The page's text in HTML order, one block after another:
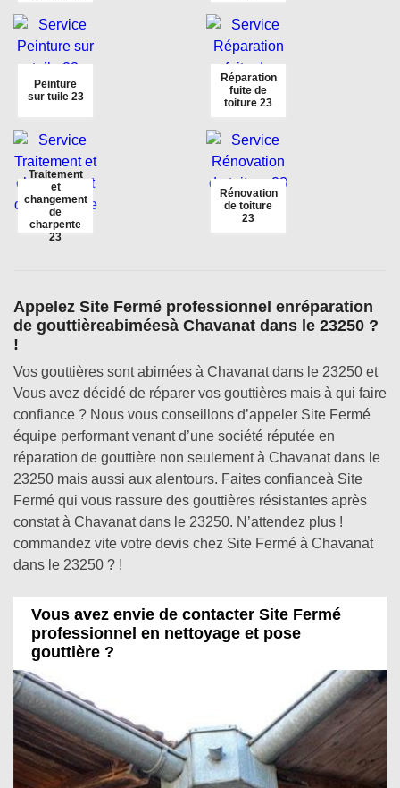
Peinture
sur tuile 23
Réparation
fuite de
toiture 23
Traitement
et
changement
de
charpente
23
Rénovation
de toiture
23
Appelez Site Fermé professionnel enréparation
de gouttièreabiméesà Chavanat dans le 23250 ?
!
Vos gouttières sont abimées à Chavanat dans le 23250 et
Vous avez décidé de réparer vos gouttières mais à qui faire
confiance ? Nous vous conseillons d’appeler Site Fermé
équipe performant venant d’une société réputée en
réparation de gouttière non seulement à Chavanat dans le
23250 mais aussi aux alentours. Faites confianceà Site
Fermé qui vous rassure des gouttières résistantes après
constat à Chavanat dans le 23250. N’attendez plus !
commandez vite votre devis chez Site Fermé à Chavanat
dans le 23250 ? !
Vous avez envie de contacter Site Fermé
professionnel en nettoyage et pose
gouttière ?